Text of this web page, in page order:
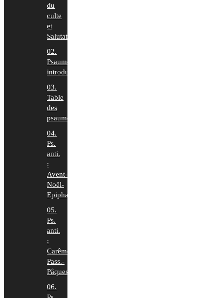
du
culte
et
Salutation
02.
Psaumes
introduction
03.
Table
des
psaumes
04.
Ps.
anti.
:
Avent-
Noël-
Epiphanie
05.
Ps.
anti.
:
Carême-
Pass.-
Pâques
06.